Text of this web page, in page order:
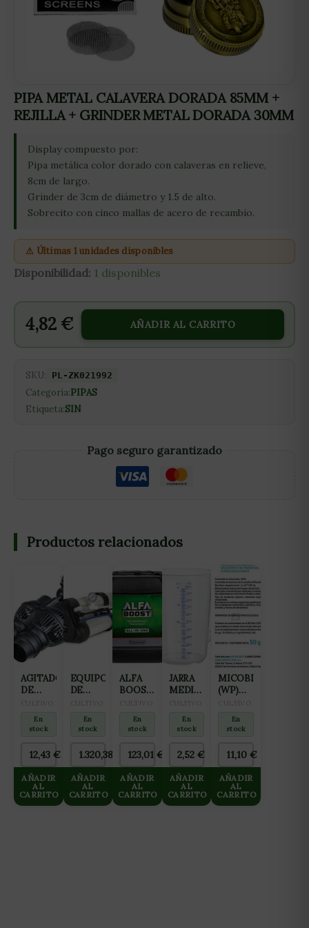
PIPA METAL CALAVERA DORADA 85MM +
REJILLA + GRINDER METAL DORADA 30MM
Display compuesto por:
Pipa metálica color dorado con calaveras en relieve,
8cm de largo.
Grinder de 3cm de diámetro y 1.5 de alto.
Sobrecito con cinco mallas de acero de recambio.
⚠ Últimas 1 unidades disponibles
Disponibilidad: 1 disponibles
4,82 € AÑADIR AL CARRITO
SKU: PL-ZK021992
Categoría:PIPAS
Etiqueta:SIN
Pago seguro garantizado
Productos relacionados
AGITADOR
DE
12W
6000L/H
ROTORES
(WAVE
MAKER)
NEPTUNE
HIDROPONICS
En
stock
12,43 €
AÑADIR
AL
CARRITO
EQUIPO
DE
INVERSA
GROWMAX
L/DIA
HASTA
125 L/H
En
stock
1.320,38
AÑADIR
AL
CARRITO
ALFA
BOOST
En
stock
123,01€
AÑADIR
AL
CARRITO
JARRA
MEDIDORA
En
stock
2,52 €
AÑADIR
AL
CARRITO
MICOBIOMA
(WP)
En
stock
11,10€
AÑADIR
AL
CARRITO